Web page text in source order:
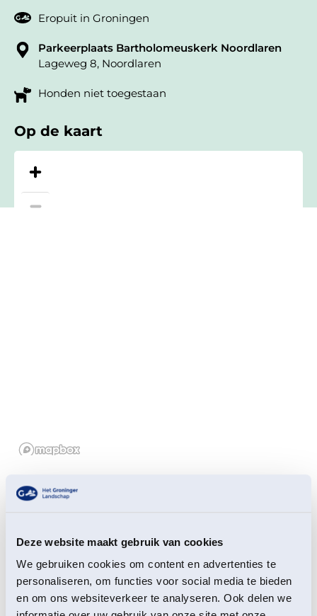
Deze website maakt gebruik van cookies
We gebruiken cookies om content en advertenties te
personaliseren, om functies voor social media te bieden
en om ons websiteverkeer te analyseren. Ook delen we
Eropuit in Groningen
Parkeerplaats Bartholomeuskerk Noordlaren
Lageweg 8, Noordlaren
Honden niet toegestaan
Op de kaart
De Hunzemobiel is ingericht als mobiel
minder goed ter been is, en op zoek is naar een
unieke, persoonlijke kennismaking met het landschap.
Onderweg vertelt de gids van alles over de natuur, het
gebied en het werk van Het Groninger Landschap.